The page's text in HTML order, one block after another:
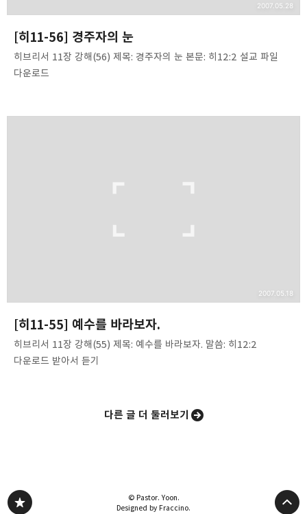
[히11-56] 경주자의 눈
2007.05.28
히브리서 11장 강해(56) 제목: 경주자의 눈 본문: 히12:2 설교 파일
다운로드
[히11-55] 예수를 바라보자.
2007.05.18
히브리서 11장 강해(55) 제목: 예수를 바라보자. 말씀: 히12:2
다운로드 받아서 듣기
다른 글 더 둘러보기
© Pastor. Yoon.
Designed by Fraccino.